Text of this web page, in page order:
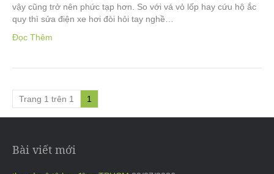
vậy cũng trở nên phức tạp hơn. So với vá vỏ lốp hay cứu hộ ắc
quy thì sửa điện xe hơi đòi hỏi tay nghề…
Đọc Thêm
Trang 1 trên 1 1
Bài viết mới